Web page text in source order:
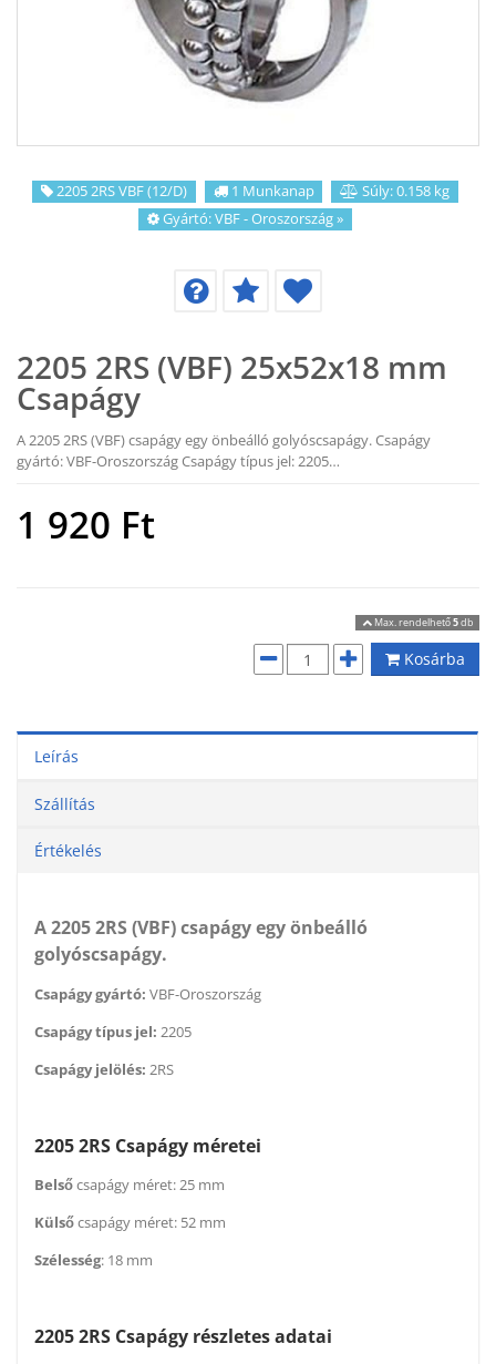
2205 2RS VBF (12/D) 1 Munkanap
Súly: 0.158 kg
Gyártó:VBF - Oroszország»
2205 2RS (VBF) 25x52x18 mm
Csapágy
A 2205 2RS (VBF) csapágy egy önbeálló golyóscsapágy. Csapágy
gyártó: VBF-Oroszország Csapágy típus jel: 2205…
1 920 Ft
Max. rendelhető5db
Kosárba
Leírás
Szállítás
Értékelés
A 2205 2RS (VBF) csapágy egy önbeálló
golyóscsapágy.
Csapágy gyártó: VBF-Oroszország
Csapágy típus jel: 2205
Csapágy jelölés: 2RS
2205 2RS Csapágy méretei
Belsőcsapágy méret: 25 mm
Külsőcsapágy méret: 52 mm
Szélesség: 18 mm
2205 2RS Csapágy részletes adatai